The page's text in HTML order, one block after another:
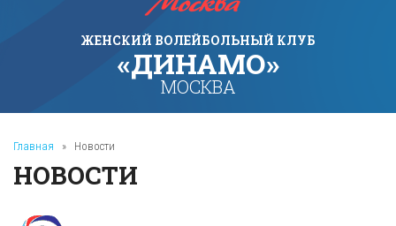
ЖЕНСКИЙ ВОЛЕЙБОЛЬНЫЙ КЛУБ
«ДИНАМО»
МОСКВА
Главная » Новости
НОВОСТИ